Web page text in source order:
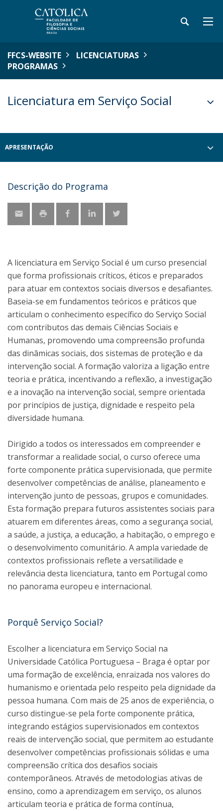
FFCS-WEBSITE
LICENCIATURAS
PROGRAMAS
Licenciatura em Serviço Social
APRESENTAÇÃO
Descrição do Programa
A licenciatura em Serviço Social é um curso presencial
que forma profissionais críticos, éticos e preparados
para atuar em contextos sociais diversos e desafiantes.
Baseia-se em fundamentos teóricos e práticos que
articulam o conhecimento específico do Serviço Social
com contributos das demais Ciências Sociais e
Humanas, promovendo uma compreensão profunda
das dinâmicas sociais, dos sistemas de proteção e da
intervenção social. A formação valoriza a ligação entre
teoria e prática, incentivando a reflexão, a investigação
e a inovação na intervenção social, sempre orientada
por princípios de justiça, dignidade e respeito pela
diversidade humana.
Dirigido a todos os interessados em compreender e
transformar a realidade social, o curso oferece uma
forte componente prática supervisionada, que permite
desenvolver competências de análise, planeamento e
intervenção junto de pessoas, grupos e comunidades.
Esta formação prepara futuros assistentes sociais para
atuarem em diferentes áreas, como a segurança social,
a saúde, a justiça, a educação, a habitação, o emprego e
o desenvolvimento comunitário. A ampla variedade de
contextos profissionais reflete a versatilidade e
relevância desta licenciatura, tanto em Portugal como
no panorama europeu e internacional.
Porquê Serviço Social?
Escolher a licenciatura em Serviço Social na
Universidade Católica Portuguesa – Braga é optar por
uma formação de excelência, enraizada nos valores do
humanismo e orientada pelo respeito pela dignidade da
pessoa humana. Com mais de 25 anos de experiência, o
curso distingue-se pela forte componente prática,
integrando estágios supervisionados em contextos
reais de intervenção social, que permitem ao estudante
desenvolver competências profissionais sólidas e uma
compreensão crítica dos desafios sociais
contemporâneos. Através de metodologias ativas de
ensino, como a aprendizagem em serviço, os alunos
articulam teoria e prática de forma contínua,